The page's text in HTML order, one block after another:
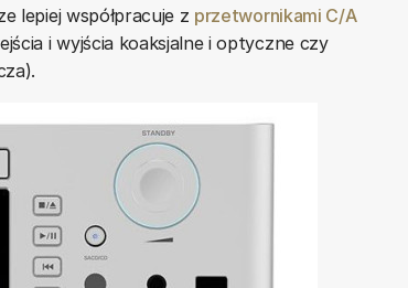
lepiej współpracuje z przetwornikami C/A
i wyjścia koaksjalne i optyczne czy